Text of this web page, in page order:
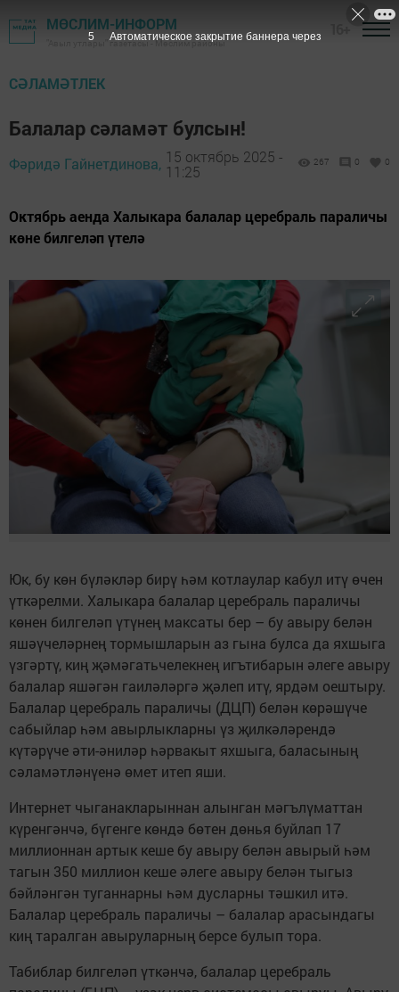
МӨСЛИМ-ИНФОРМ
"Авыл утлары" газетасы - Мөслим районы
СӘЛАМӘТЛЕК
Балалар сәламәт булсын!
Фәридә Гайнетдинова, 15 октябрь 2025 -
11:25
267 0 0
Октябрь аенда Халыкара балалар церебраль параличы
көне билгеләп үтелә
Юк, бу көн бүләкләр бирү һәм котлаулар кабул итү өчен
үткәрелми. Халыкара балалар церебраль параличы
көнен билгеләп үтүнең максаты бер – бу авыру белән
яшәүчеләрнең тормышларын аз гына булса да яхшыга
үзгәртү, киң җәмәгатьчелекнең игътибарын әлеге авыру
балалар яшәгән гаиләләргә җәлеп итү, ярдәм оештыру.
Балалар церебраль параличы (ДЦП) белән көрәшүче
сабыйлар һәм авырлыкларны үз җилкәләрендә
күтәрүче әти-әниләр һәрвакыт яхшыга, баласының
сәламәтләнүенә өмет итеп яши.
Интернет чыганакларыннан алынган мәгълүматтан
күренгәнчә, бүгенге көндә бөтен дөнья буйлап 17
миллионнан артык кеше бу авыру белән авырый һәм
тагын 350 миллион кеше әлеге авыру белән тыгыз
бәйләнгән туганнарны һәм дусларны тәшкил итә.
Балалар церебраль параличы – балалар арасындагы
киң таралган авыруларның берсе булып тора.
Табиблар билгеләп үткәнчә, балалар церебраль
4 Автоматическое закрытие баннера через